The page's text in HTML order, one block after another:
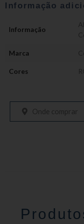
Informação
Informação
Marca
Cores
Onde comprar